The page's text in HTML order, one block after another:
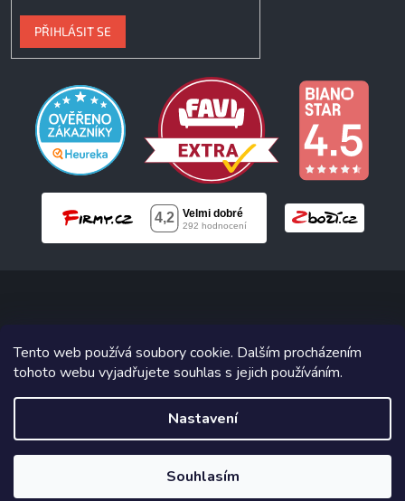
Tento web používá soubory cookie. Dalším procházením
tohoto webu vyjadřujete souhlas s jejich používáním.
Nastavení
Souhlasím
PŘIHLÁSIT SE
Copyright 2026 Neonabytek.cz
. Všechna práva vyhrazena.
Grafický návrh vytvořil a na Shoptet implementoval Tomáš Hlad
Shoptetak.cz.